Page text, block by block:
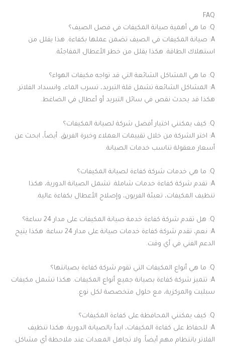
FAQ
Q: ما هي أهمية صيانة المكيفات في فصل الصيف؟
A: صيانة المكيفات في الصيف تضمن عملها بكفاءة. هذا يقلل من
استهلاك الطاقة. هكذا يقلل من خطر الأعطال المفاجئة.
Q: ما هي المشاكل الشائعة التي قد تواجه مكيفات الهواء؟
A: المشاكل الشائعة تشمل قلة التبريد، تسرب الماء، وانسداد الفلاتر.
هكذا قد يحدث نقص في سائل التبريد أو أعطال في الضاغط.
Q: كيف يمكنني اختيار أفضل شركة لصيانة المكيفات؟
A: اختر الشركة من خلال تقييمات العملاء وخبرة الفريق. أيضاً، ابحث عن
أسعار معقولة تناسب خدمات الصيانة.
Q: ما هي خدمات شركة كفاءة لصيانة المكيفات؟
A: تقدم شركة كفاءة خدمات شاملة. تشمل الصيانة الدورية، هكذا
تنظيف المكيفات، تعبئة الفريون، وإصلاح الأعطال بكفاءة عالية.
Q: هل تقدم شركة كفاءة خدمة صيانة المكيفات على مدار 24 ساعة؟
A: نعم، تقدم شركة كفاءة خدمات صيانة على مدار 24 ساعة. هكذا يتيح
الدعم الفني في أي وقت.
Q: ما هي أنواع المكيفات التي تقوم شركة كفاءة بصيانتها؟
A: تتميز شركة كفاءة بصيانة جميع أنواع المكيفات. هكذا تشمل مكيفات
سبليت والمركزية، مع حلول متخصصة لكل نوع.
Q: كيف يمكنني المحافظة على كفاءة المكيفات؟
A: للحفاظ على كفاءة المكيفات، ابدأ بالصيانة الدورية. هكذا تنظيف
الفلاتر بانتظام مهم أيضاً. ولا تجاهل المعدات عند ملاحظة أي مشاكل.